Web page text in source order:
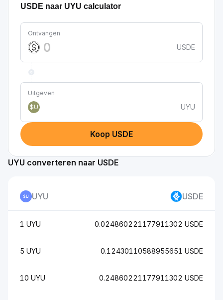
USDE naar UYU calculator
Ontvangen
USDE
Uitgeven
$U
UYU
Koop USDE
UYU converteren naar USDE
UYU USDE
1 UYU 0.024860221177911302 USDE
5 UYU 0.12430110588955651 USDE
10 UYU 0.24860221177911302 USDE